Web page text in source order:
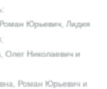
Юрьевич, Лидия
Олег Николаевич и
Роман Юрьевич и